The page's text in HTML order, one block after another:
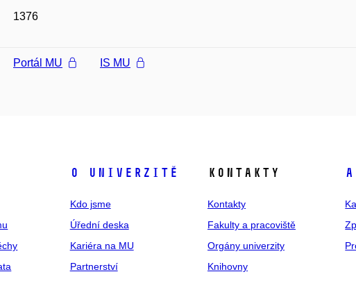
1376
Portál MU IS MU
O univerzitě
Kdo jsme
Úřední deska
Kariéra na MU
Partnerství
Kontakty
Kontakty
Fakulty a pracoviště
Orgány univerzity
Knihovny